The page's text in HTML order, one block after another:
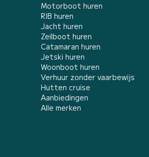
Motorboot huren
RIB huren
Jacht huren
Zeilboot huren
Catamaran huren
Jetski huren
Woonboot huren
Verhuur zonder vaarbewijs
Hutten cruise
Aanbiedingen
Alle merken